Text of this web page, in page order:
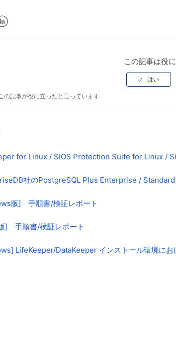
この記事は役
の記事が役に立ったと言っています
for Linux / SIOS Protection Suite for Linux /
社のPostgreSQL Plus Enterprise / Standard
版] 手順書/検証レポート
] 手順書/検証レポート
LifeKeeper/DataKeeper インストール環境に